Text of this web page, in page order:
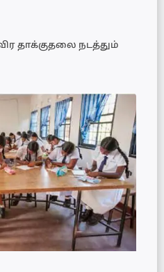
தாக்குதலை நடத்தும்